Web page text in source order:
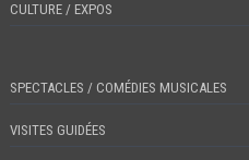
CULTURE / EXPOS
SPECTACLES / COMÉDIES MUSICALES
VISITES GUIDÉES